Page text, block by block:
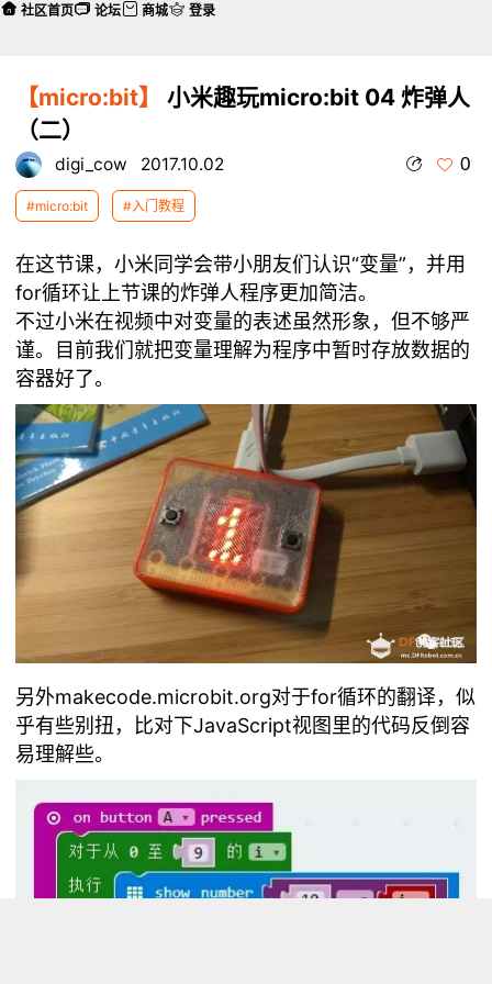
【micro:bit】
小米趣玩micro:bit 04 炸弹人
（二）
digi_cow 2017.10.02 0
#micro:bit #入门教程
在这节课，小米同学会带小朋友们认识“变量”，并用
for循环让上节课的炸弹人程序更加简洁。
不过小米在视频中对变量的表述虽然形象，但不够严
谨。目前我们就把变量理解为程序中暂时存放数据的
容器好了。
另外makecode.microbit.org对于for循环的翻译，似
乎有些别扭，比对下JavaScript视图里的代码反倒容
易理解些。
社区首页 论坛 商城 登录